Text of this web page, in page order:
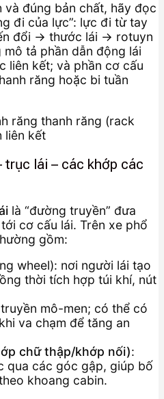
và đúng bản chất, hãy đọc
đi của lực”: lực đi từ tay
đổi → thước lái → rotuyn
tả phần dẫn động lái
liên kết; và phần cơ cấu
răng hoặc bi tuần
trục lái – các khớp các
là “đường truyền” đưa
cơ cấu lái. Trên xe phổ
gồm:
wheel): nơi người lái tạo
thời tích hợp túi khí, nút
mô-men; có thể có
va chạm để tăng an
chữ thập/khớp nối):
qua các góc gập, giúp bố
khoang cabin.